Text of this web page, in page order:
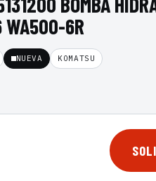
WA500-6R
NUEVA KOMATSU